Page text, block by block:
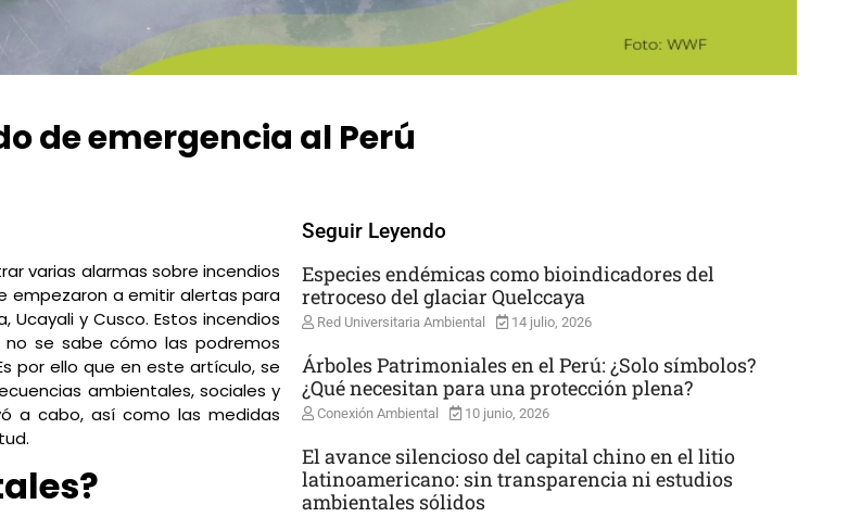
de emergencia al Perú
varias alarmas sobre incendios
empezaron a emitir alertas para
y Cusco. Estos incendios
se sabe cómo las podremos
por ello que en este artículo, se
ambientales, sociales y
a cabo, así como las medidas
Seguir Leyendo
Especies endémicas como bioindicadores del
retroceso del glaciar Quelccaya
Red Universitaria Ambiental 14 julio, 2026
Árboles Patrimoniales en el Perú: ¿Solo símbolos?
¿Qué necesitan para una protección plena?
Conexión Ambiental 10 junio, 2026
El avance silencioso del capital chino en el litio
latinoamericano: sin transparencia ni estudios
ambientales sólidos